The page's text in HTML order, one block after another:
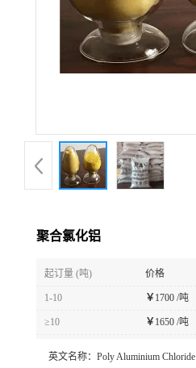
聚合氯化铝
起订量 (吨) 价格
1-10 ￥1700 /吨
≥10 ￥1650 /吨
英文名称： Poly Aluminium Chloride